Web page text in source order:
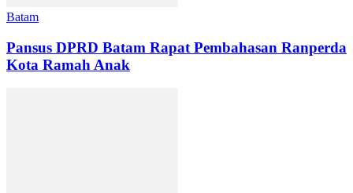
Batam
Pansus DPRD Batam Rapat Pembahasan Ranperda
Kota Ramah Anak